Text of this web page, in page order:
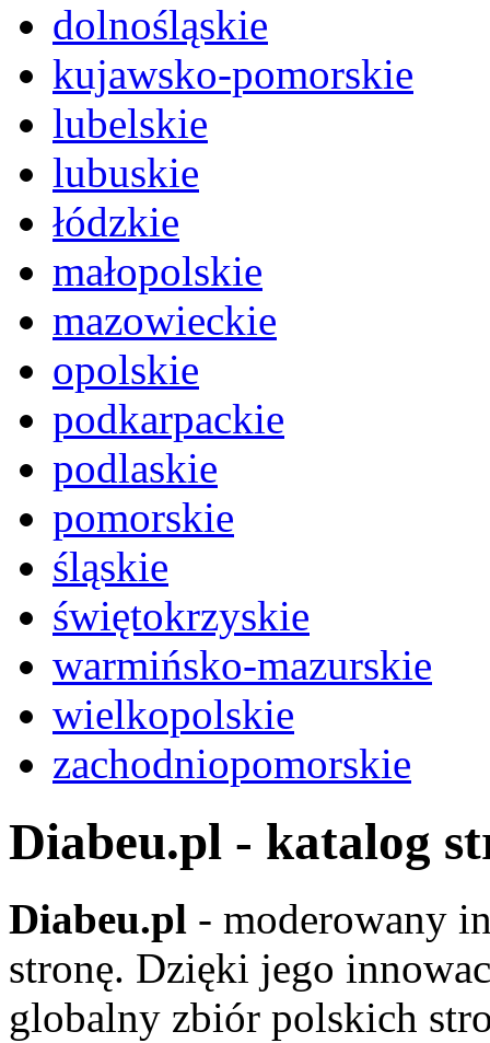
dolnośląskie
kujawsko-pomorskie
lubelskie
lubuskie
łódzkie
małopolskie
mazowieckie
opolskie
podkarpackie
podlaskie
pomorskie
śląskie
świętokrzyskie
warmińsko-mazurskie
wielkopolskie
zachodniopomorskie
Diabeu.pl - katalog
Diabeu.pl - moderowany
stronę. Dzięki jego
globalny zbiór polskich